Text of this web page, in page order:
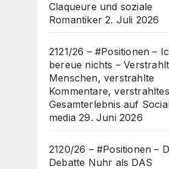
Claqueure und soziale
Romantiker 2. Juli 2026
2121/26 – #Positionen –
bereue nichts –
Menschen, verstrahlte
Kommentare, verstrahltes
Gesamterlebnis auf
media 29. Juni 2026
2120/26 – #Positionen –
Debatte Nuhr als DAS